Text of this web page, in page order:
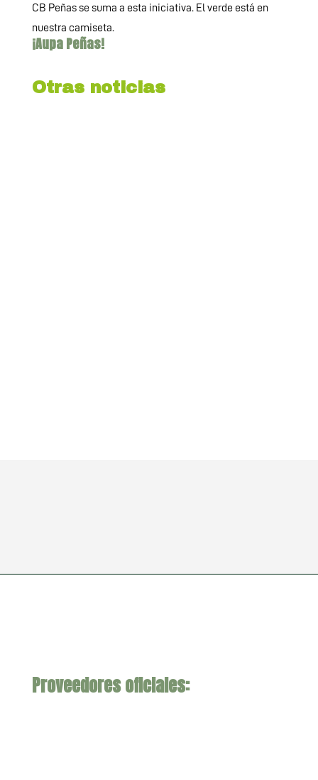
CB Peñas se suma a esta iniciativa. El verde está en
nuestra camiseta.
¡Aupa Peñas!
Otras noticias
Proveedores oficiales: